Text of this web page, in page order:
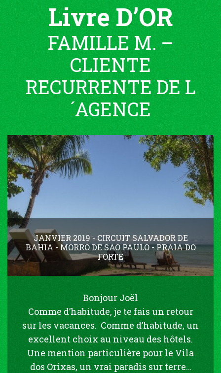
Livre D’OR
FAMILLE M. –
CLIENTE
RECURRENTE DE L
´AGENCE
JANVIER 2019 - CIRCUIT SALVADOR DE
BAHIA - MORRO DE SAO PAULO - PRAIA DO
FORTE
Bonjour Joël
Comme d’habitude, je te fais un retour
sur les vacances. Comme d’habitude, un
excellent choix au niveau des hôtels.
Une mention particulière pour le Vila
dos Orixas, un vrai paradis sur terre…